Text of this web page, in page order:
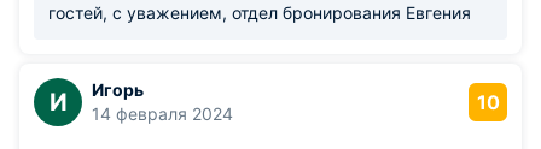
гостей, с уважением, отдел бронирования Евгения
И
Игорь
14 февраля 2024
10